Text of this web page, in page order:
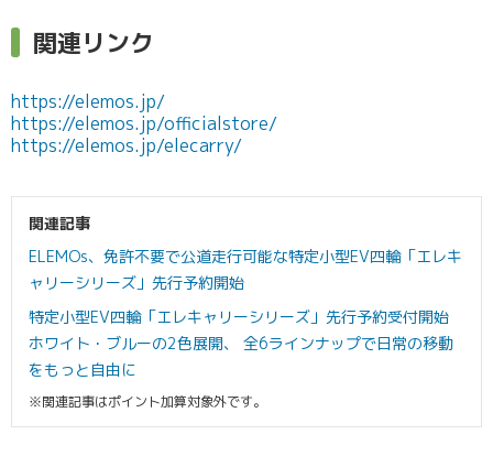
関連リンク
https://elemos.jp/
https://elemos.jp/officialstore/
https://elemos.jp/elecarry/
関連記事
ELEMOs、免許不要で公道走行可能な特定小型EV四輪「エレキ
ャリーシリーズ」先行予約開始
特定小型EV四輪「エレキャリーシリーズ」先行予約受付開始
ホワイト・ブルーの2色展開、 全6ラインナップで日常の移動
をもっと自由に
※関連記事はポイント加算対象外です。